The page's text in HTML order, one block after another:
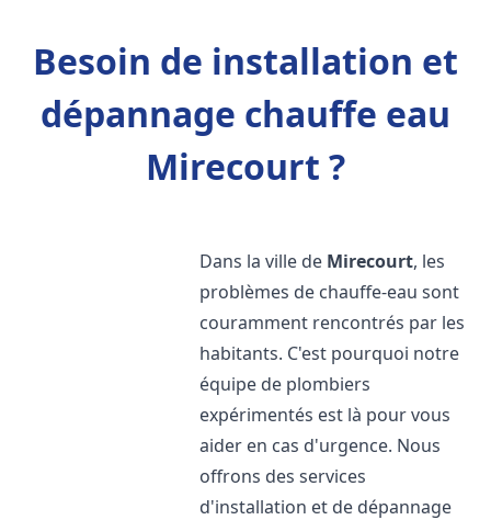
Besoin de installation et
dépannage chauffe eau
Mirecourt ?
Dans la ville de Mirecourt, les
problèmes de chauffe-eau sont
couramment rencontrés par les
habitants. C'est pourquoi notre
équipe de plombiers
expérimentés est là pour vous
aider en cas d'urgence. Nous
offrons des services
d'installation et de dépannage